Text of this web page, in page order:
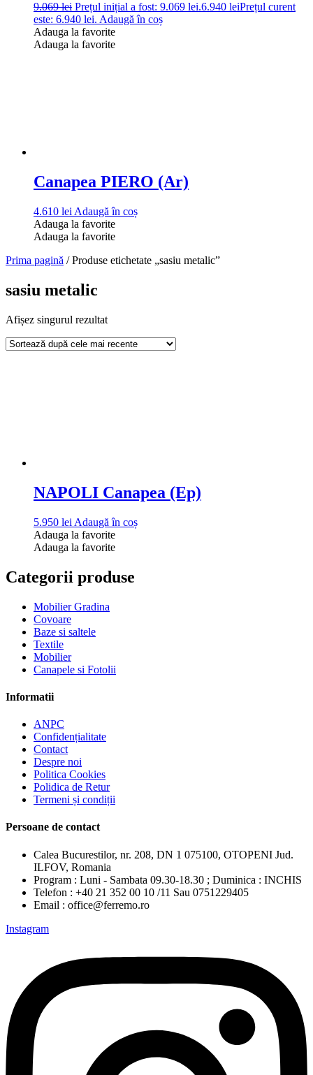
9.069lei Prețul inițial a fost: 9.069 lei.6.940 leiPrețul curent
este: 6.940 lei. Adaugă în coș
Adauga la favorite
Adauga la favorite
Canapea PIERO (Ar)
4.610 lei Adaugă în coș
Adauga la favorite
Adauga la favorite
Prima pagină / Produse etichetate „sasiu metalic”
sasiu metalic
Afișez singurul rezultat
NAPOLI Canapea (Ep)
5.950 lei Adaugă în coș
Adauga la favorite
Adauga la favorite
Categorii produse
Mobilier Gradina
Covoare
Baze si saltele
Textile
Mobilier
Canapele si Fotolii
Informatii
ANPC
Confidențialitate
Contact
Despre noi
Politica Cookies
Polidica de Retur
Termeni și condiții
Persoane de contact
Calea Bucurestilor, nr. 208, DN 1 075100, OTOPENI Jud.
ILFOV, Romania
Program : Luni - Sambata 09.30-18.30 ; Duminica : INCHIS
Telefon : +40 21 352 00 10 /11 Sau 0751229405
Email : office@ferremo.ro
Instagram